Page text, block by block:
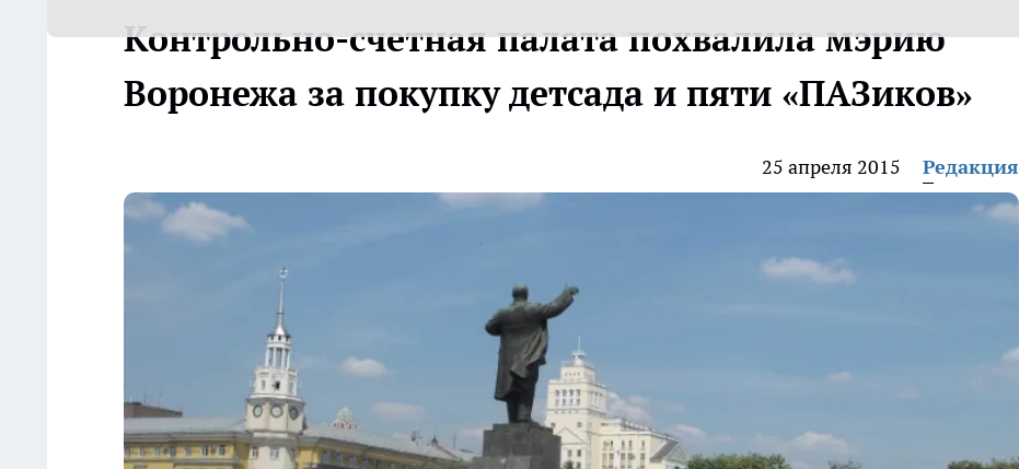
Контрольно-счетная палата похвалила мэрию
Воронежа за покупку детсада и пяти «ПАЗиков»
25 апреля 2015 Редакция